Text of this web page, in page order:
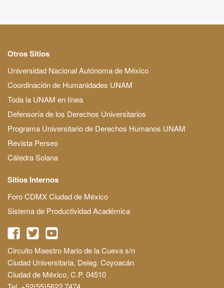
Otros Sitios
Universidad Nacional Autónoma de México
Coordinación de Humanidades UNAM
Toda la UNAM en línea
Defensoría de los Derechos Universitarios
Programa Universitario de Derechos Humanos UNAM
Revista Perseo
Cátedra Solana
Sitios Internos
Foro CDMX Ciudad de México
Sistema de Productividad Académica
Circuito Maestro Mario de la Cueva s/n
Ciudad Universitaria, Deleg. Coyoacán
Ciudad de México, C.P. 04510